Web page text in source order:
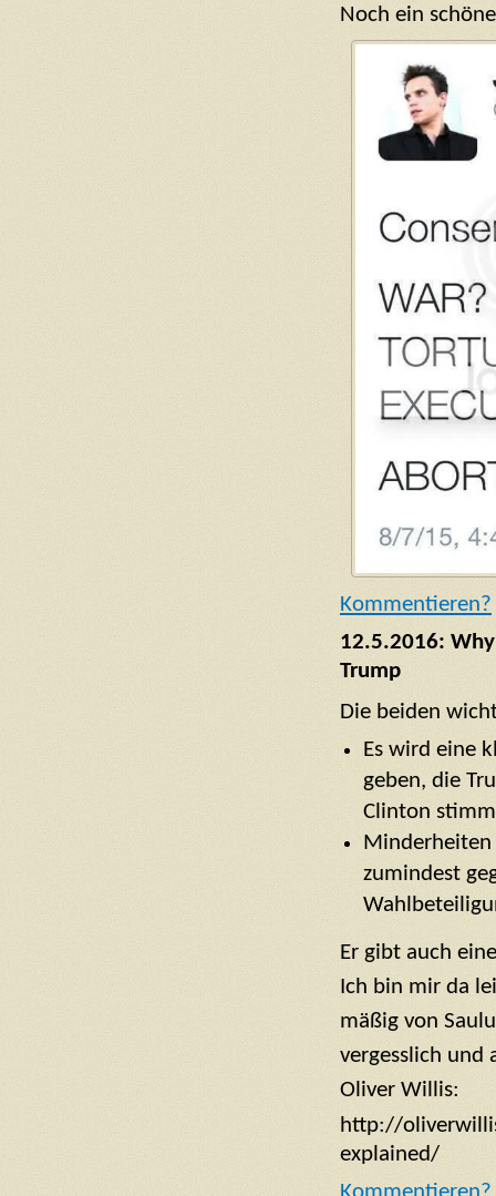
Noch ein
Kommentieren?
12.5.2016:
Trump
Die beiden
Es wird eine
geben, die
Clinton
zumindest
Er gibt auch
Ich bin mir da
mäßig von
vergesslich und
Oliver Willis:
http://
explained/